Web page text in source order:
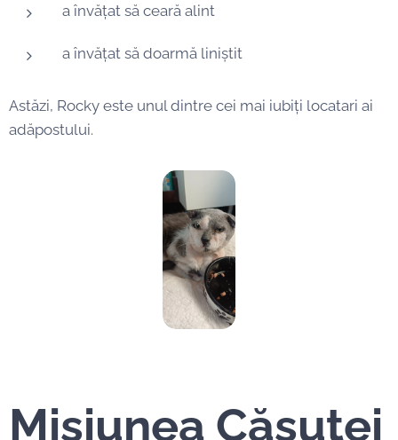
a învățat să ceară alint
a învățat să doarmă liniștit
Astăzi, Rocky este unul dintre cei mai iubiți locatari ai
adăpostului.
Misiunea Căsuței